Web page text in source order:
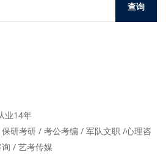
业14年
研考研 / 考公考编 / 军队文职 /心理咨
/ 艺考传媒